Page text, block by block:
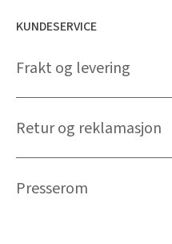
KUNDESERVICE
Frakt og levering
Retur og reklamasjon
Presserom